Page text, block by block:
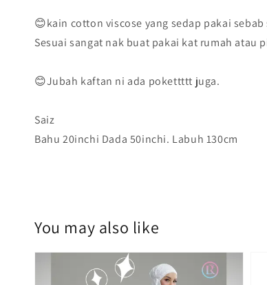
😊kain cotton viscose yang sedap pakai
Sesuai sangat nak buat pakai kat rumah
😊Jubah kaftan ni ada pokettttt juga.
Saiz
Bahu 20inchi Dada 50inchi. Labuh 130cm
You may also like